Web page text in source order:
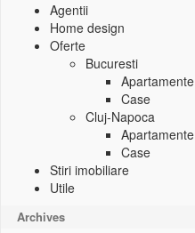
Agentii
Home design
Oferte
Bucuresti
Apartamente
Case
Cluj-Napoca
Apartamente
Case
Stiri imobiliare
Utile
Archives